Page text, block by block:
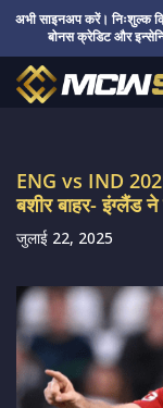
अभी साइनअप करें। निःशुल्क
बोनस क्रेडिट और
ENG vs IND
बशीर बाहर- इंग्लैंड
जुलाई 22, 2025